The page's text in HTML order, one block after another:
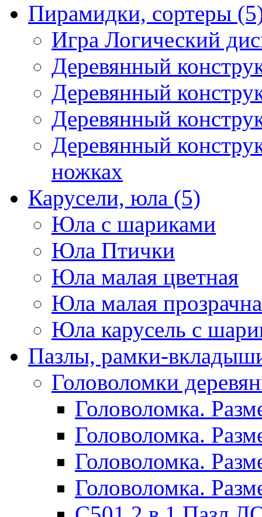
Пирамидки, сортеры
Игра Логический
Деревянный
Деревянный
Деревянный
Деревянный
ножках
Карусели, юла (5)
Юла с шариками
Юла Птички
Юла малая цветная
Юла малая
Юла карусель с
Пазлы, рамки-
Головоломки
Головоломка.
Головоломка.
Головоломка.
Головоломка.